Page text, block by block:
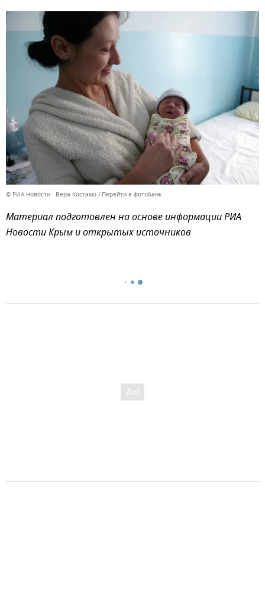
© РИА Новости . Вера Костамо Перейти в фотобанк
Материал подготовлен на основе информации РИА
Новости Крым и открытых источников